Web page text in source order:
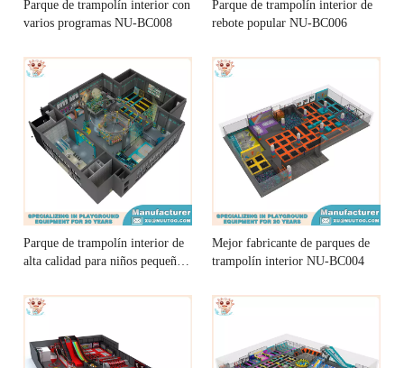
Parque de trampolín interior con
varios programas NU-BC008
Parque de trampolín interior de
rebote popular NU-BC006
Parque de trampolín interior de
alta calidad para niños pequeños
Mejor fabricante de parques de
trampolín interior NU-BC004